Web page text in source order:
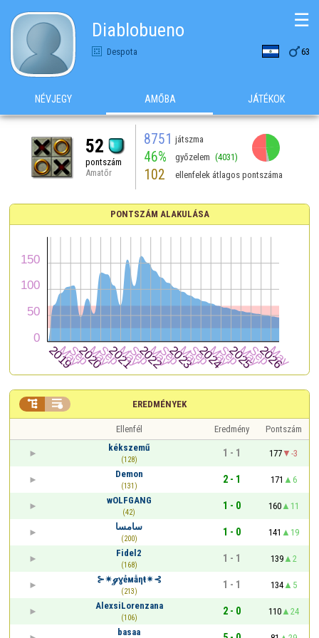
Diablobueno
Despota 63
☰
NÉVJEGY AMŐBA JÁTÉKOK
52
pontszám
Amatőr
8751 játszma
46% győzelem (4031)
102 ellenfelek átlagos pontszáma
PONTSZÁM ALAKULÁSA
EREDMÉNYEK
 
Ellenfél Eredmény
Pontszám
kékszemű
(128)
1 - 1 177
-3
Demon
(131)
2 - 1 171
6
wOLFGANG
(42)
1 - 0 160
11
سامسا
(200)
1 - 0 141
19
Fidel2
(168)
1 - 1 139
2
⊱✴ℊɣẻмẫηŧ✴⊰
(213)
1 - 1 134
5
AlexsiLorenzana
(106)
2 - 0 110
24
basaa